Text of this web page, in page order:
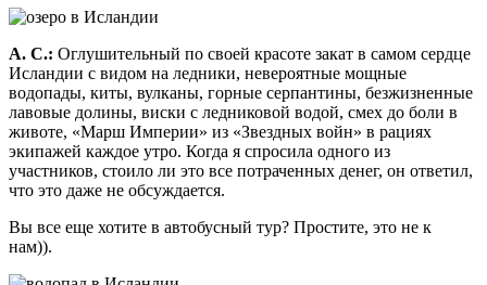
А. С.: Оглушительный по своей красоте закат в самом сердце
Исландии с видом на ледники, невероятные мощные
водопады, киты, вулканы, горные серпантины, безжизненные
лавовые долины, виски с ледниковой водой, смех до боли в
животе, «Марш Империи» из «Звездных войн» в рациях
экипажей каждое утро. Когда я спросила одного из
участников, стоило ли это все потраченных денег, он ответил,
что это даже не обсуждается.
Вы все еще хотите в автобусный тур? Простите, это не к
нам)).